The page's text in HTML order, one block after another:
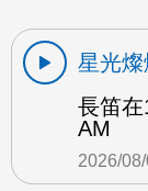
星光燦
長笛
AM
2026/